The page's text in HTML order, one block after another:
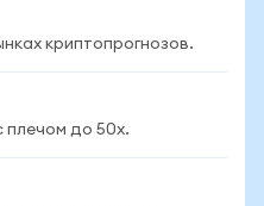
криптопрогнозов.
плечом до 50x.